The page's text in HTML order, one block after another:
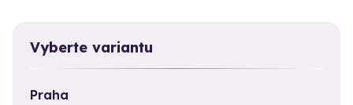
Vyberte variantu
Praha